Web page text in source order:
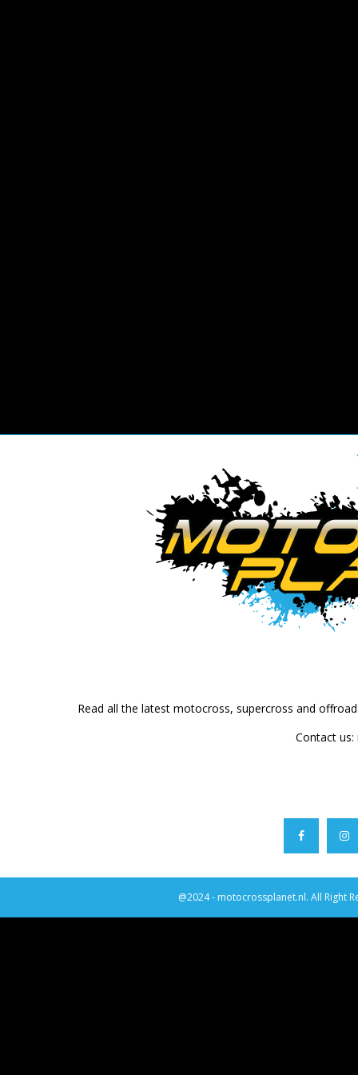
Read all the latest motocross, supercross and
Contact us:
@2024 - motocrossplanet.nl. All Right